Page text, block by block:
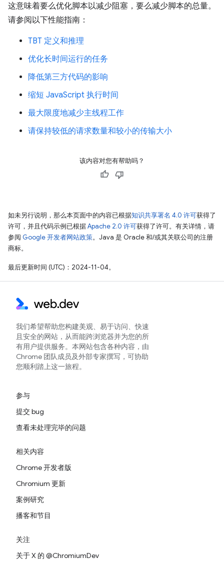
这意味着要么优化脚本以减少阻塞，要么减少脚本的总量。
请参阅以下性能指南：
TBT 定义和推理
优化长时间运行的任务
降低第三方代码的影响
缩短 JavaScript 执行时间
最大限度地减少主线程工作
请保持较低的请求数量和较小的传输大小
该内容对您有帮助吗？
如未另行说明，那么本页面中的内容已根据知识共享署名 4.0 许可获得了
许可，并且代码示例已根据Apache 2.0 许可获得了许可。有关详情，请
参阅 Google 开发者网站政策。Java 是 Oracle 和/或其关联公司的注册
商标。
最后更新时间 (UTC)：2024-11-04。
我们希望帮助您构建美观、易于访问、快速
且安全的网站，从而能跨浏览器并为您的所
有用户提供服务。本网站包含各种内容，由
Chrome 团队成员及外部专家撰写，可协助
您顺利踏上这一旅程。
参与
提交 bug
查看未处理完毕的问题
相关内容
Chrome 开发者版
Chromium 更新
案例研究
播客和节目
关注
关于 X 的 @ChromiumDev